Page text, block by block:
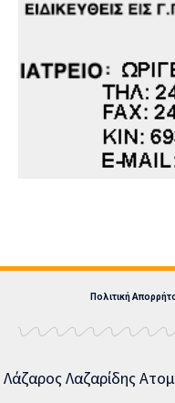
Πολιτική
Λάζαρος Λαζαρίδης